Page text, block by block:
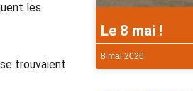
les
trouvaient
Le 8 mai !
8 mai 2026